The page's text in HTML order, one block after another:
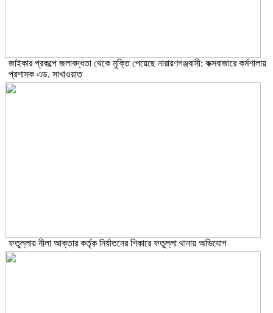
জাইকার প্রকল্পে জলাবদ্ধতা থেকে মুক্তি পেয়েছে নারায়ণগঞ্জবাসী: কক্সবাজারে কর্মশালায়
প্রশাসক এড. সাখাওয়াত
ফতুল্লায় নীলা আক্তার কর্তৃক নির্যাতনের শিকারে ফতুল্লা থানায় অভিযোগ